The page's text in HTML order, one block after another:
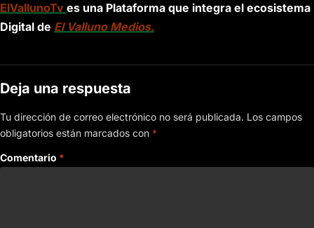
ElVallunoTv es una Plataforma que integra el ecosistema
Digital de El Valluno Medios.
Deja una respuesta
Tu dirección de correo electrónico no será publicada. Los campos
obligatorios están marcados con *
Comentario *